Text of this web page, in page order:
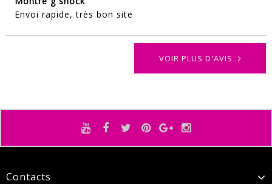
Envoi rapide, très bon site
VOIR PLUS D'AVIS
Contacts